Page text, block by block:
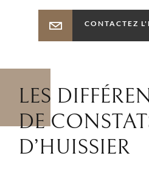
CONTACTEZ
LES
DE
D’HUISSIER